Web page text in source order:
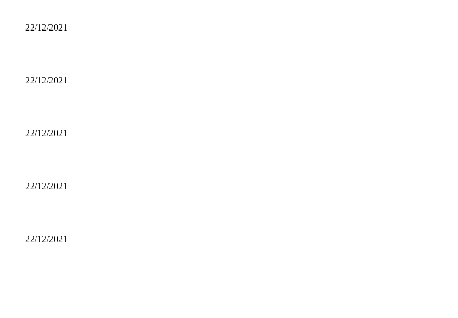
22/12/2021
22/12/2021
22/12/2021
22/12/2021
22/12/2021